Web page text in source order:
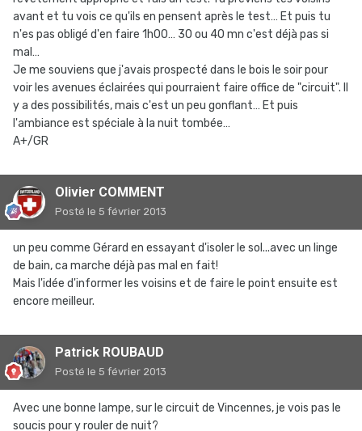
avant et tu vois ce qu'ils en pensent après le test… Et puis tu
n'es pas obligé d'en faire 1h00… 30 ou 40 mn c'est déjà pas si
mal…
Je me souviens que j'avais prospecté dans le bois le soir pour
voir les avenues éclairées qui pourraient faire office de "circuit". Il
y a des possibilités, mais c'est un peu gonflant… Et puis
l'ambiance est spéciale à la nuit tombée…
A+/GR
Olivier COMMENT
Posté le 5 février 2013
un peu comme Gérard en essayant d'isoler le sol...avec un linge
de bain, ca marche déjà pas mal en fait!
Mais l'idée d'informer les voisins et de faire le point ensuite est
encore meilleur.
Patrick ROUBAUD
Posté le 5 février 2013
Avec une bonne lampe, sur le circuit de Vincennes, je vois pas le
soucis pour y rouler de nuit?